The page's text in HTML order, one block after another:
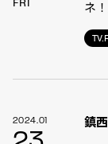
FRI
ネ！
2024.01
鎮